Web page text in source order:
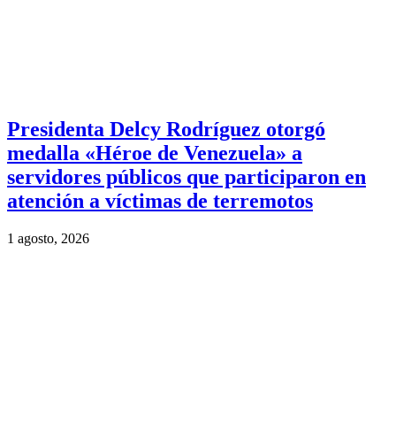
Presidenta Delcy Rodríguez otorgó
medalla «Héroe de Venezuela» a
servidores públicos que participaron en
atención a víctimas de terremotos
1 agosto, 2026